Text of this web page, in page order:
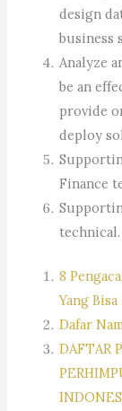
design
business
Analyze
be an
provide
deploy
Finance
technical.
8
Yang
Dafar
DAFTAR